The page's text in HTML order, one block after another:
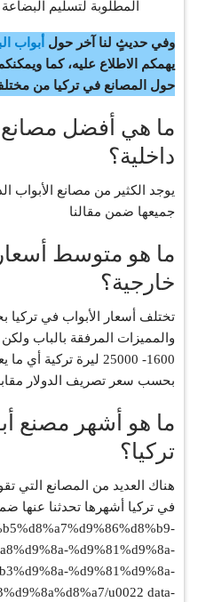
المطلوبة لتسليم
وفي حديثٍ لنا آخر حول أبواب
يهمكم الاطلاع عليه، كما
حول المصانع في تركيا من
ما هي أفضل مصانع
داخلية؟
يوجد الكثير من مصانع الأبواب
جميعها ضمن مقالنا
ما هو متوسط
خارجية؟
تختلف أسعار الأبواب في تركيا
والمميزات المرفقة بالباب
بحسب سعر تصريف الدولار مقابل
تركيا؟
هناك العديد من المصانع التي
%d9%81%d9%8a-
%d9%81%d9%8a-
u0022 data-